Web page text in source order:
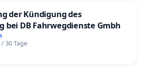
der Kündigung des
bei DB Fahrwegdienste Gmbh
30 Tage